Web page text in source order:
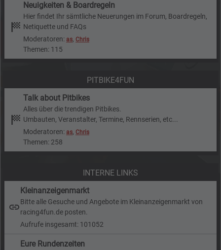
Neuigkeiten & Boardregeln
Hier findet Ihr sämtliche Neuerungen im Forum, Boardregeln,
Netiquette und FAQs
Moderatoren: as, Chris
Themen: 115
PITBIKE4FUN
Talk about Pitbikes
Alles über die trendigen Pitbikes.
Umbauten, Veranstalter, Termine, Rennserien, etc...
Moderatoren: as, Chris
Themen: 258
INTERNE LINKS
Kleinanzeigenmarkt
Bitte alle Gesuche und Angebote im Kleinanzeigenmarkt von
racing4fun.de posten.
Aufrufe insgesamt: 101052
Eure Rundenzeiten